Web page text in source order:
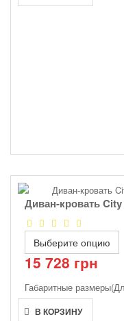
Диван-кровать
Выберите опцию
15 728 грн
Габаритные
В КОРЗИНУ